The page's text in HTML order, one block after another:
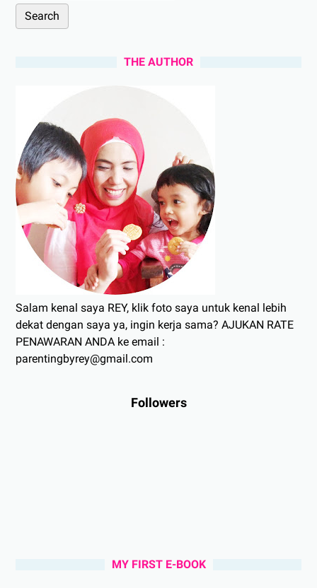
THE AUTHOR
Salam kenal saya REY, klik foto saya untuk kenal lebih
dekat dengan saya ya, ingin kerja sama? AJUKAN RATE
PENAWARAN ANDA ke email :
parentingbyrey@gmail.com
Followers
MY FIRST E-BOOK